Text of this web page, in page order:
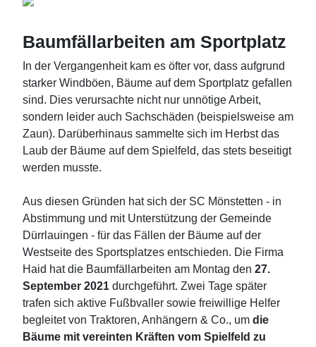
Baumfällarbeiten am Sportplatz
In der Vergangenheit kam es öfter vor, dass aufgrund
starker Windböen, Bäume auf dem Sportplatz gefallen
sind. Dies verursachte nicht nur unnötige Arbeit,
sondern leider auch Sachschäden (beispielsweise am
Zaun). Darüberhinaus sammelte sich im Herbst das
Laub der Bäume auf dem Spielfeld, das stets beseitigt
werden musste.
Aus diesen Gründen hat sich der SC Mönstetten - in
Abstimmung und mit Unterstützung der Gemeinde
Dürrlauingen - für das Fällen der Bäume auf der
Westseite des Sportsplatzes entschieden. Die Firma
Haid hat die Baumfällarbeiten am Montag den 27.
September 2021 durchgeführt. Zwei Tage später
trafen sich aktive Fußbvaller sowie freiwillige Helfer
begleitet von Traktoren, Anhängern & Co., um die
Bäume mit vereinten Kräften vom Spielfeld zu